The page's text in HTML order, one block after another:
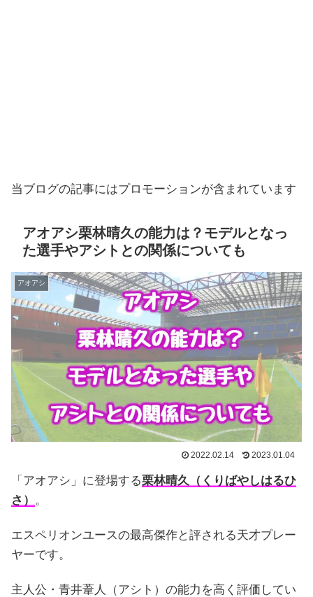
当ブログの記事にはプロモーションが含まれています
アオアシ栗林晴久の能力は？モデルとなっ
た選手やアシトとの関係についても
アオアシ
2022.02.14 2023.01.04
「アオアシ」に登場する栗林晴久（くりばやしはるひ
さ）
。
エスペリオンユースの最高傑作と評される天才プレー
ヤーです。
主人公・青井葦人（アシト）の能力を高く評価してい